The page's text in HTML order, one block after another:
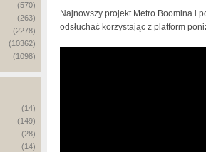
(570)
(263)
(2278)
(10362)
(1098)
(14)
(149)
(28)
(14)
Najnowszy projekt Metro Boomina i
odsłuchać korzystając z platform